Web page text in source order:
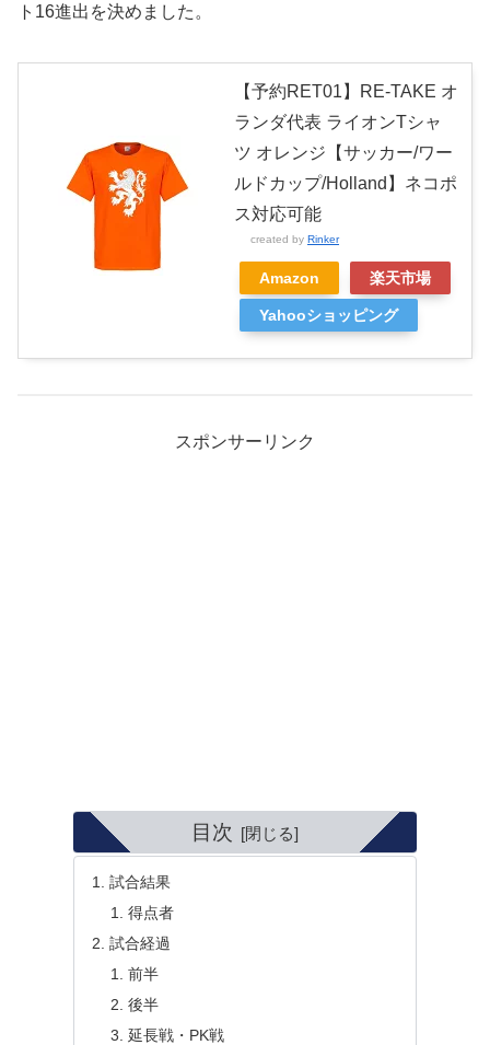
ト16進出を決めました。
【予約RET01】RE-TAKE オ
ランダ代表 ライオンTシャ
ツ オレンジ【サッカー/ワー
ルドカップ/Holland】ネコポ
ス対応可能
created by Rinker
Amazon 楽天市場
Yahooショッピング
スポンサーリンク
目次
試合結果
得点者
試合経過
前半
後半
延長戦・PK戦